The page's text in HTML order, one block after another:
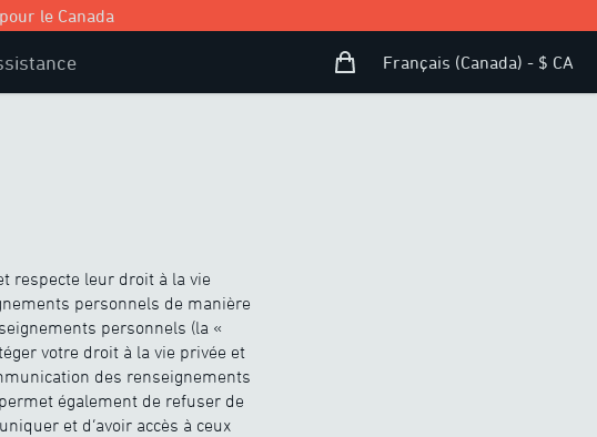
le Canada
Panier d’achat
Open user menu
Français (Canada) - $ CA
respecte leur droit à la vie
personnels de manière
personnels (la «
votre droit à la vie privée et
des renseignements
également de refuser de
et d’avoir accès à ceux